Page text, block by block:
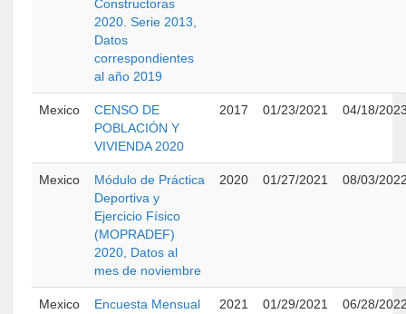
Constructoras
2020. Serie 2013,
Datos
correspondientes
al año 2019
Mexico
CENSO DE
POBLACIÓN Y
VIVIENDA 2020
2017 01/23/2021 04/18/
Mexico
Módulo de Práctica
Deportiva y
Ejercicio Físico
(MOPRADEF)
2020, Datos al
mes de noviembre
2020 01/27/2021 08/03/
Mexico
Encuesta Mensual
2021 01/29/2021 06/28/